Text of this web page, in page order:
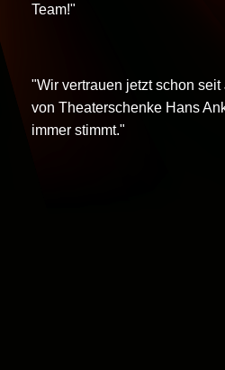
Team!"
"Wir vertrauen jetzt schon
von Theaterschenke Hans
immer stimmt."